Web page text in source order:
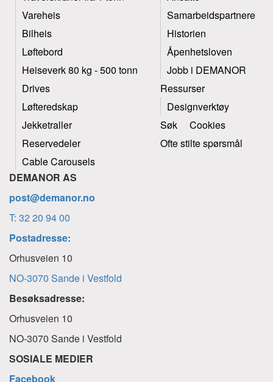
Vareheis
Bilheis
Løftebord
Heiseverk 80 kg - 500 tonn
Drives
Løfteredskap
Jekketraller
Reservedeler
Cable Carousels
Samarbeidspartnere
Historien
Åpenhetsloven
Jobb i DEMANOR
Ressurser
Designverktøy
Søk
Cookies
Ofte stilte spørsmål
DEMANOR AS
post@demanor.no
T: 32 20 94 00
Postadresse:
Orhusveien 10
NO-3070 Sande i Vestfold
Besøksadresse:
Orhusveien 10
NO-3070 Sande i Vestfold
SOSIALE MEDIER
Facebook